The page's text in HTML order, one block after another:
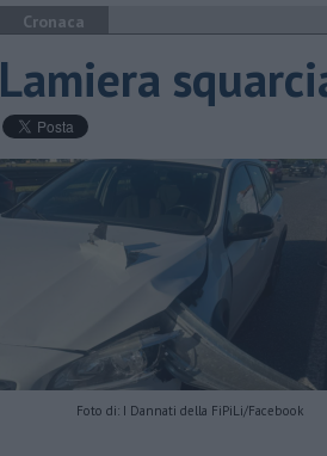
Cronaca
Lamiera
Foto di: I Dannati della FiPiLi/Facebook